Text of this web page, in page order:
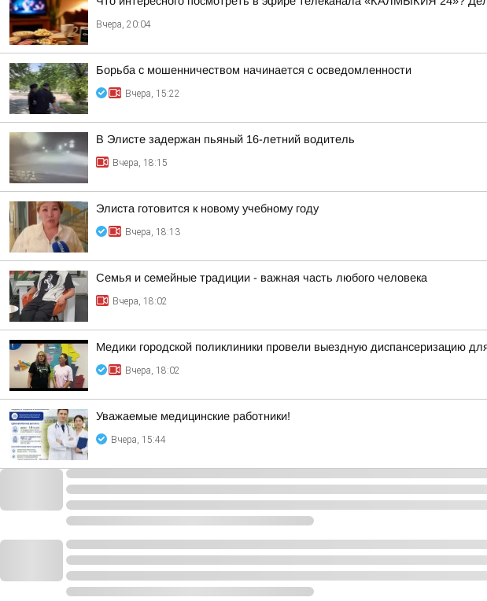
Вчера, 20:04
Борьба с мошенничеством начинается с осведомленности
Вчера, 15:22
В Элисте задержан пьяный 16-летний водитель
Вчера, 18:15
Элиста готовится к новому учебному году
Вчера, 18:13
Семья и семейные традиции - важная часть любого человека
Вчера, 18:02
Медики городской поликлиники провели выездную диспансеризацию
Вчера, 18:02
Уважаемые медицинские работники!
Вчера, 15:44